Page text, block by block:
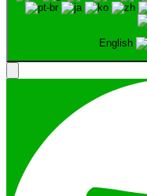
English